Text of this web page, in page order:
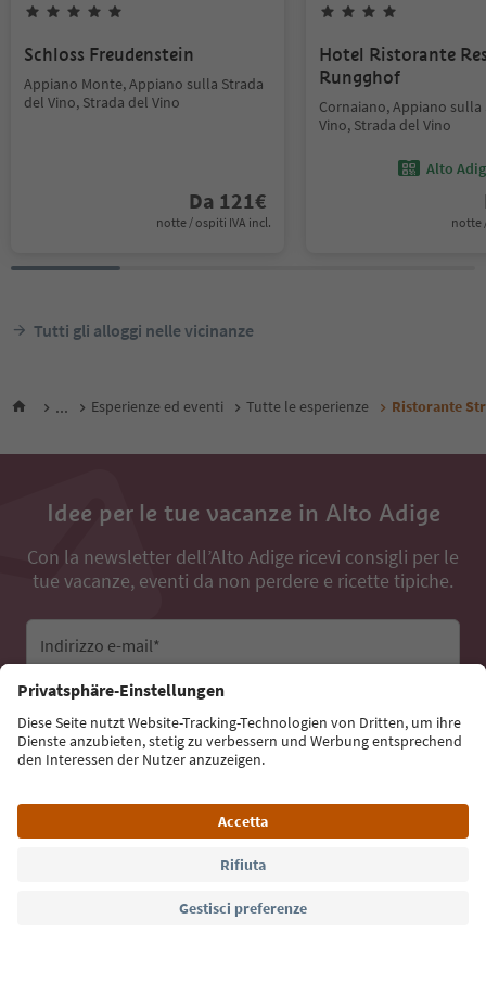
Schloss Freudenstein
Appiano Monte, Appiano sulla Strada
del Vino, Strada del Vino
Da 121€
notte / ospiti IVA incl.
Hotel Ristorante
Rungghof
Cornaiano, Appiano sulla
Vino, Strada del Vino
Alto
notte
Tutti gli alloggi nelle vicinanze
... Esperienze ed eventi Tutte le esperienze Ristorante
Idee per le tue vacanze in Alto Adige
Con la newsletter dell’Alto Adige ricevi consigli per le
tue vacanze, eventi da non perdere e ricette tipiche.
Indirizzo e-mail*
Iscriviti alla newsletter